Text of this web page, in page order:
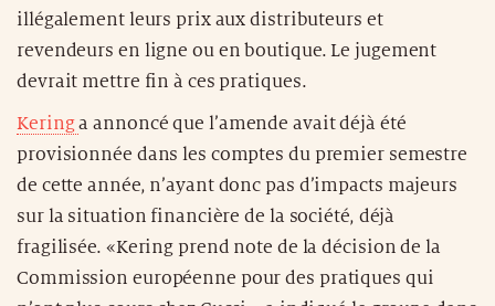
illégalement leurs prix aux distributeurs et
revendeurs en ligne ou en boutique. Le jugement
devrait mettre fin à ces pratiques.
Keringa annoncé que l’amende avait déjà été
provisionnée dans les comptes du premier semestre
de cette année, n’ayant donc pas d’impacts majeurs
sur la situation financière de la société, déjà
fragilisée. «Kering prend note de la décision de la
Commission européenne pour des pratiques qui